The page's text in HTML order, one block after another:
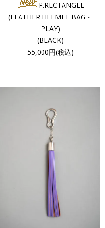
P.RECTANGLE
(LEATHER HELMET BAG・
PLAY)
(BLACK)
55,000円(税込)